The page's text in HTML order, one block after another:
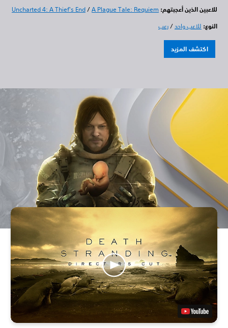
للاعبين الذين أعجبتهم: Uncharted 4: A Thief's End /A Plague Tale: Requiem
النوع:للاعب واحد/رعب
اكتشف المزيد